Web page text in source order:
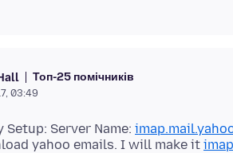
Топ-25 помічників
03:49
Setup: Server Name:
yahoo emails. I will make it